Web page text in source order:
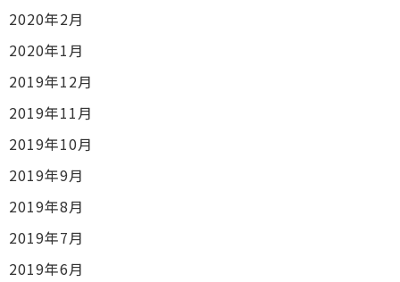
2020年2月
2020年1月
2019年12月
2019年11月
2019年10月
2019年9月
2019年8月
2019年7月
2019年6月